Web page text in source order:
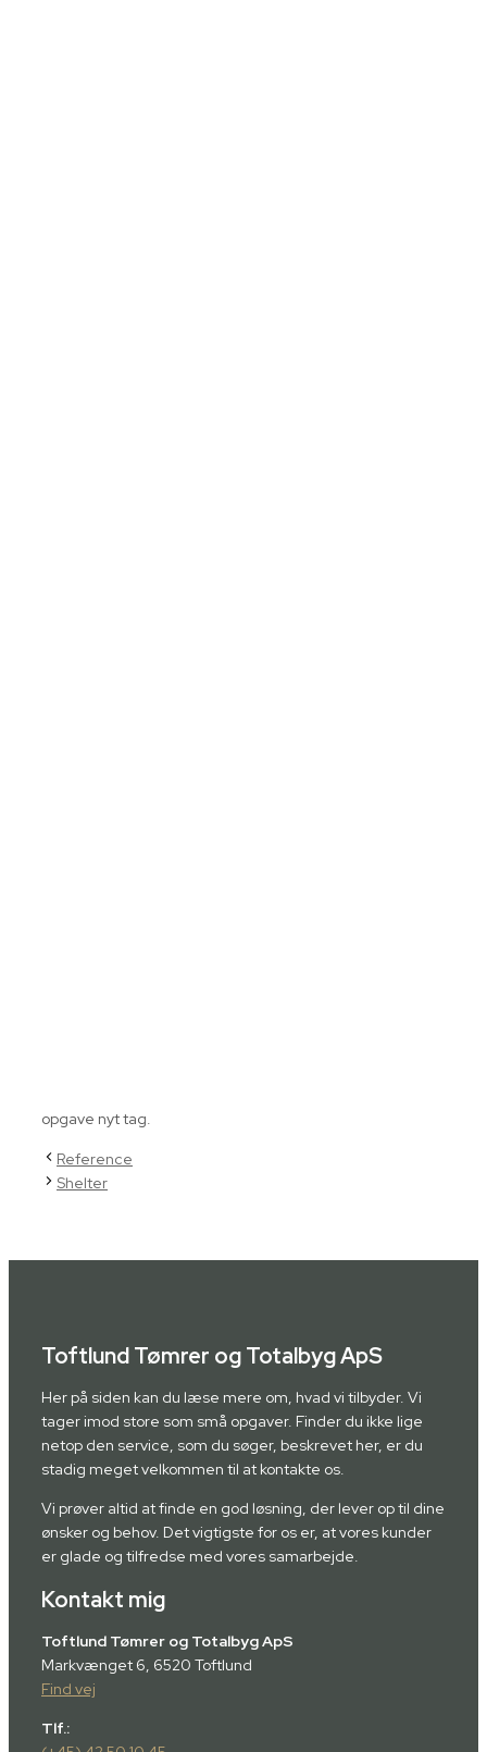
opgave nyt tag.
Reference
Shelter
Toftlund Tømrer og Totalbyg ApS
Her på siden kan du læse mere om, hvad vi tilbyder. Vi
tager imod store som små opgaver. Finder du ikke lige
netop den service, som du søger, beskrevet her, er du
stadig meget velkommen til at kontakte os.
Vi prøver altid at finde en god løsning, der lever op til dine
ønsker og behov. Det vigtigste for os er, at vores kunder
er glade og tilfredse med vores samarbejde.
Kontakt mig
Toftlund Tømrer og Totalbyg ApS
Markvænget 6, 6520 Toftlund
Find vej
Tlf.: